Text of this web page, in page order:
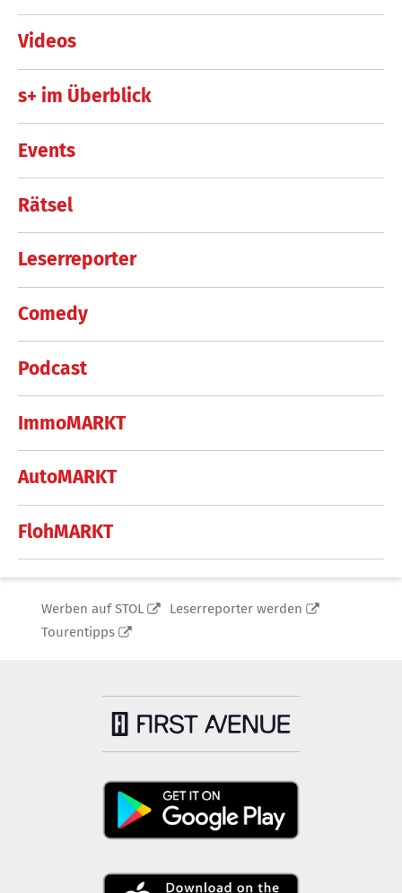
Videos
s+ im Überblick
Events
Rätsel
Leserreporter
Comedy
Podcast
ImmoMARKT
AutoMARKT
FlohMARKT
Werben auf STOL
Leserreporter werden
Tourentipps